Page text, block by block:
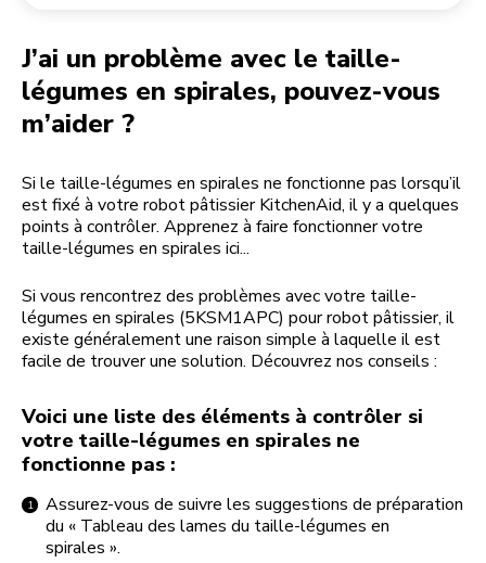
J’ai un problème avec le taille-
légumes en spirales, pouvez-vous
m’aider ?
Si le taille-légumes en spirales ne fonctionne pas lorsqu’il
est fixé à votre robot pâtissier KitchenAid, il y a quelques
points à contrôler. Apprenez à faire fonctionner votre
taille-légumes en spirales ici...
Si vous rencontrez des problèmes avec votre taille-
légumes en spirales (5KSM1APC) pour robot pâtissier, il
existe généralement une raison simple à laquelle il est
facile de trouver une solution. Découvrez nos conseils :
Voici une liste des éléments à contrôler si
votre taille-légumes en spirales ne
fonctionne pas :
Assurez-vous de suivre les suggestions de préparation
du « Tableau des lames du taille-légumes en
spirales ».